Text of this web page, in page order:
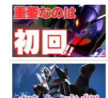
するほどヒキ